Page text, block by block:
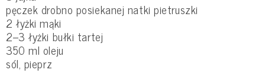
pęczek drobno posiekanej natki pietruszki
2 łyżki mąki
2–3 łyżki bułki tartej
350 ml oleju
sól, pieprz